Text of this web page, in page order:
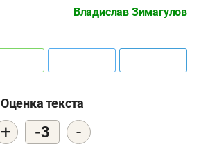
Владислав Зимагулов
Оценка текста
+ -3 -